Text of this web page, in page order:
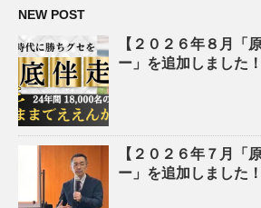
NEW POST
【２０２６年８月「
ー」を追加しました！
【２０２６年７月「
ー」を追加しました！